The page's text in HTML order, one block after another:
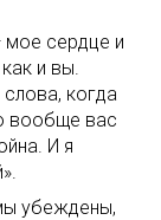
сердце и
и вы.
когда
вообще вас
И я
убеждены,